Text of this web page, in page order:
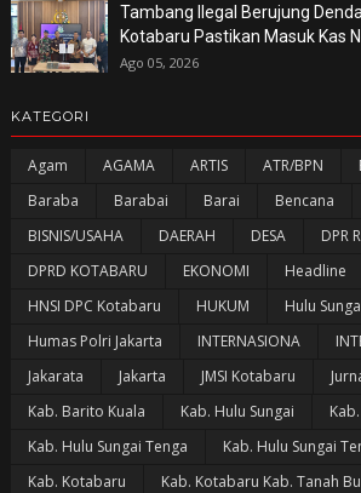
Tambang Ilegal Berujung
Kotabaru Pastikan Masuk Kas
Ago 05, 2026
KATEGORI
Agam AGAMA ARTIS ATR/BPN
Baraba
Barabai Barai Bencana
BISNIS/USAHA
DAERAH DESA DPR
DPRD KOTABARU
EKONOMI Headline
HNSI DPC Kotabaru
HUKUM
Hulu
Humas Polri Jakarta
INTERNASIONA
Jakarata
Jakarta JMSI Kotabaru
Kab. Barito Kuala
Kab. Hulu Sungai
Kab. Hulu Sungai Tenga
Kab. Hulu Sungai
Kab. Kotabaru
Kab. Kotabaru Kab. Tanah